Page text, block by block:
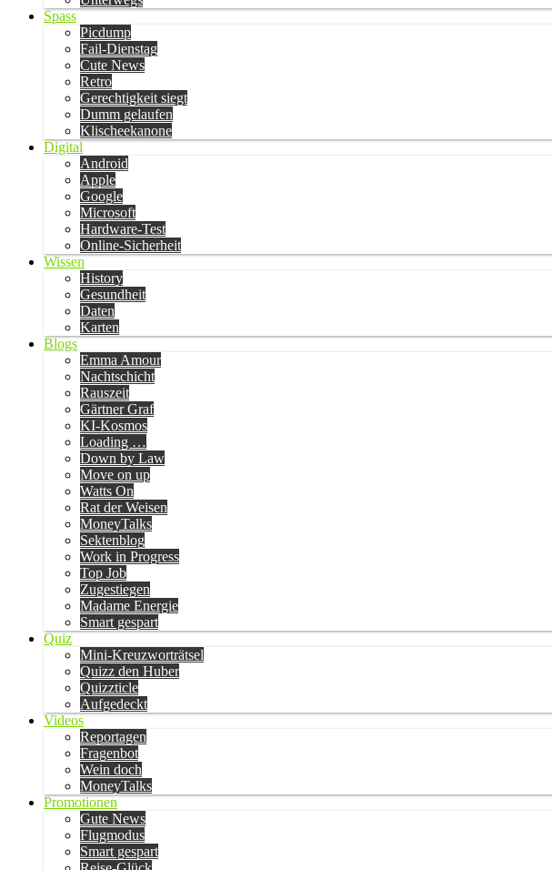
Spass
Picdump
Fail-Dienstag
Cute News
Retro
Gerechtigkeit siegt
Dumm gelaufen
Klischeekanone
Digital
Android
Apple
Google
Microsoft
Hardware-Test
Online-Sicherheit
Wissen
History
Gesundheit
Daten
Karten
Blogs
Emma Amour
Nachtschicht
Rauszeit
Gärtner Graf
KI-Kosmos
Loading …
Down by Law
Move on up
Watts On
Rat der Weisen
MoneyTalks
Sektenblog
Work in Progress
Top Job
Zugestiegen
Madame Energie
Smart gespart
Quiz
Mini-Kreuzworträtsel
Quizz den Huber
Quizzticle
Aufgedeckt
Videos
Reportagen
Fragenbot
Wein doch
MoneyTalks
Promotionen
Gute News
Flugmodus
Smart gespart